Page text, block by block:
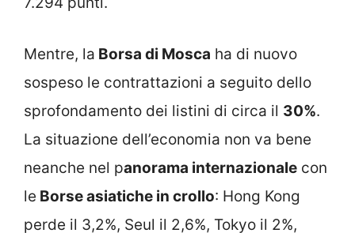
Mentre, la Borsa di Mosca ha di nuovo
sospeso le contrattazioni a seguito dello
sprofondamento dei listini di circa il 30%.
La situazione dell’economia non va bene
neanche nel panorama internazionale con
le Borse asiatiche in crollo: Hong Kong
perde il 3,2%, Seul il 2,6%, Tokyo il 2%,